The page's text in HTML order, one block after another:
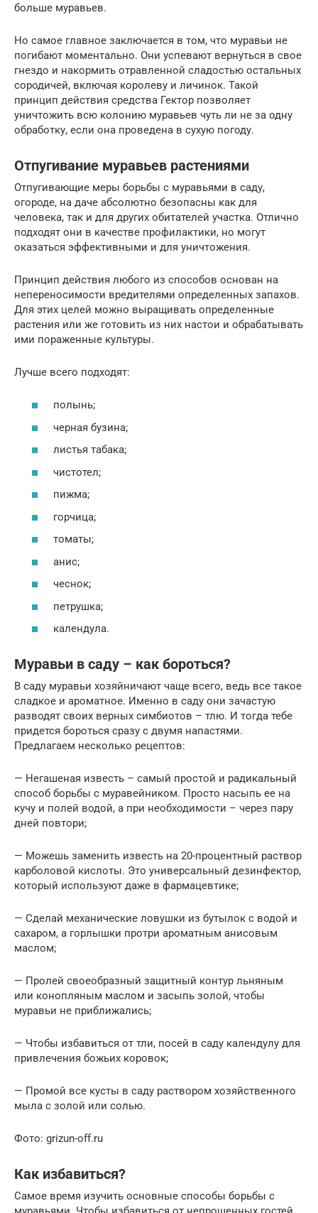
больше муравьев.
Но самое главное заключается в том, что муравьи не
погибают моментально. Они успевают вернуться в свое
гнездо и накормить отравленной сладостью остальных
сородичей, включая королеву и личинок. Такой
принцип действия средства Гектор позволяет
уничтожить всю колонию муравьев чуть ли не за одну
обработку, если она проведена в сухую погоду.
Отпугивание муравьев растениями
Отпугивающие меры борьбы с муравьями в саду,
огороде, на даче абсолютно безопасны как для
человека, так и для других обитателей участка. Отлично
подходят они в качестве профилактики, но могут
оказаться эффективными и для уничтожения.
Принцип действия любого из способов основан на
непереносимости вредителями определенных запахов.
Для этих целей можно выращивать определенные
растения или же готовить из них настои и обрабатывать
ими пораженные культуры.
Лучше всего подходят:
полынь;
черная бузина;
листья табака;
чистотел;
пижма;
горчица;
томаты;
анис;
чеснок;
петрушка;
календула.
Муравьи в саду – как бороться?
В саду муравьи хозяйничают чаще всего, ведь все такое
сладкое и ароматное. Именно в саду они зачастую
разводят своих верных симбиотов – тлю. И тогда тебе
придется бороться сразу с двумя напастями.
Предлагаем несколько рецептов:
— Негашеная известь – самый простой и радикальный
способ борьбы с муравейником. Просто насыпь ее на
кучу и полей водой, а при необходимости – через пару
дней повтори;
— Можешь заменить известь на 20-процентный раствор
карболовой кислоты. Это универсальный дезинфектор,
который используют даже в фармацевтике;
— Сделай механические ловушки из бутылок с водой и
сахаром, а горлышки протри ароматным анисовым
маслом;
— Пролей своеобразный защитный контур льняным
или конопляным маслом и засыпь золой, чтобы
муравьи не приближались;
— Чтобы избавиться от тли, посей в саду календулу для
привлечения божьих коровок;
— Промой все кусты в саду раствором хозяйственного
мыла с золой или солью.
Фото: grizun-off.ru
Как избавиться?
Самое время изучить основные способы борьбы с